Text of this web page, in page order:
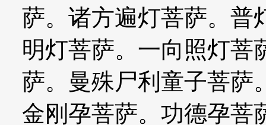
萨。诸方遍灯菩萨。普
明灯菩萨。一向照灯菩
萨。曼殊尸利童子菩萨
金刚孕菩萨。功德孕菩